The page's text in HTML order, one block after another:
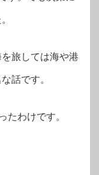
旅しては海や港
話です。
たわけです。